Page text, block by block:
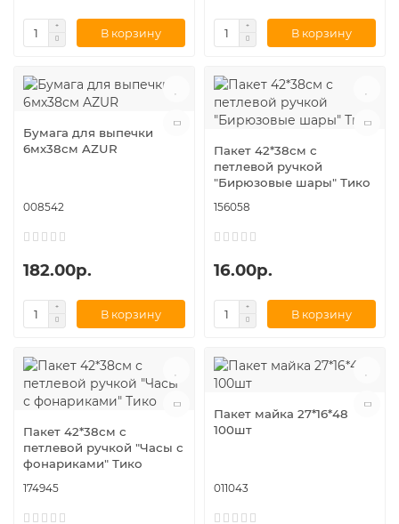
В корзину В корзину
Бумага для выпечки
6мх38см AZUR
008542
182.00р.
В корзину
Пакет 42*38см с
петлевой ручкой
"Бирюзовые шары" Тико
156058
16.00р.
В корзину
Пакет 42*38см с
петлевой ручкой "Часы с
фонариками" Тико
174945
Пакет майка 27*16*48
100шт
011043